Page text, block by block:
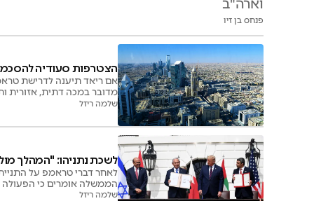
וארה"ב
פנחס בן זיו
הצטרפות סעודיה
אם ריאד תיענה לדרישת
מדובר במכה דתית, אזורית ותודעתית
שלמה ריזל
לשכת נתניהו: "המהלך
לאחר דברי טראמפ על
הממשלה אומרים כי
היסטורי
שלמה ריזל